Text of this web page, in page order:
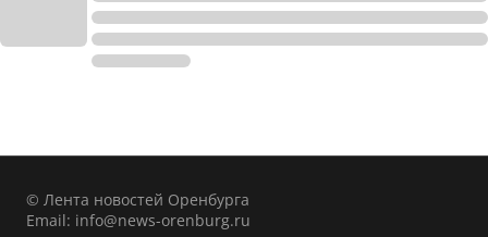
© Лента новостей Оренбурга
Email: info@news-orenburg.ru